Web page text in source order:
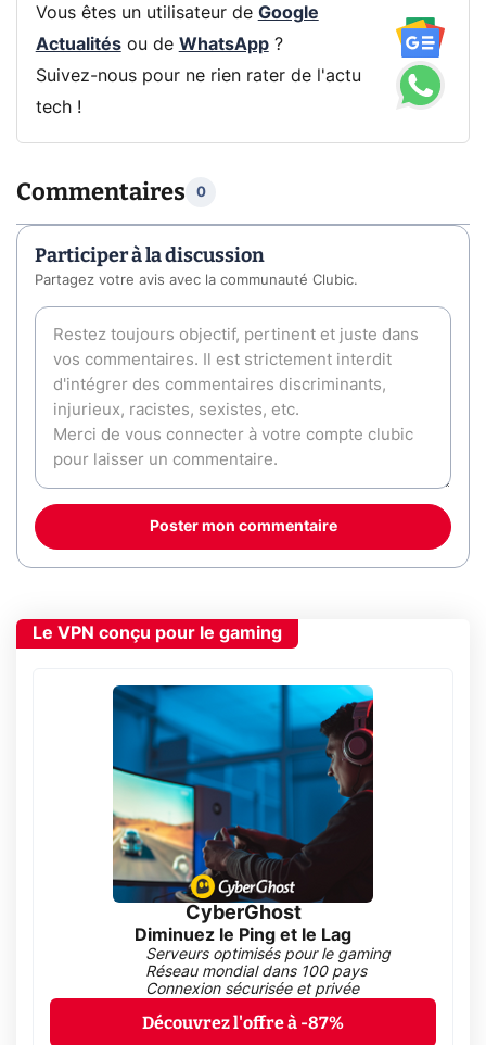
Vous êtes un utilisateur de Google
Actualitésou de WhatsApp?
Suivez-nous pour ne rien rater de l'actu
tech !
Commentaires 0
Participer à la discussion
Partagez votre avis avec la communauté Clubic.
Poster mon commentaire
Le VPN conçu pour le gaming
CyberGhost
Diminuez le Ping et le Lag
Serveurs optimisés pour le gaming
Réseau mondial dans 100 pays
Connexion sécurisée et privée
Découvrez l'offre à -87%